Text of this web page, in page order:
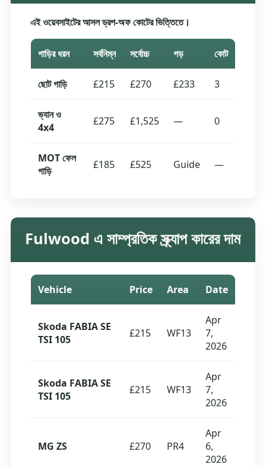
এই ওয়েবসাইটের আসল ড্রপ-অফ কোটের ভিত্তিতে।
গাড়ির ধরন সর্বনিম্ন সর্বোচ্চ গড় কোট
ছোট গাড়ি £215 £270 £233 3
ভ্যান ও
4x4
£275 £1,525 — 0
MOT ফেল
গাড়ি
£185 £525 Guide —
Fulwood এ সাম্প্রতিক স্ক্র্যাপ কারের দাম
Vehicle Price Area Date
Skoda FABIA SE
TSI 105
£215 WF13
Apr
7,
2026
Skoda FABIA SE
TSI 105
£215 WF13
Apr
7,
2026
MG ZS £270 PR4
Apr
6,
2026